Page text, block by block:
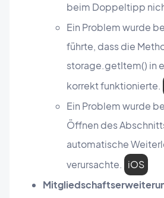
beim Doppeltipp
Ein Problem wurde
führte, dass die
storage.getItem() in
korrekt funktionierte.
Ein Problem wurde
Öffnen des
automatische
verursachte. iOS